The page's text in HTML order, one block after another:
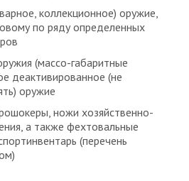
коллекционное) оружие,
по ряду определенных
(массо-габаритные
деактивированное (не
оружие
ножи хозяйственно-
а также фехтовальные
(перечень